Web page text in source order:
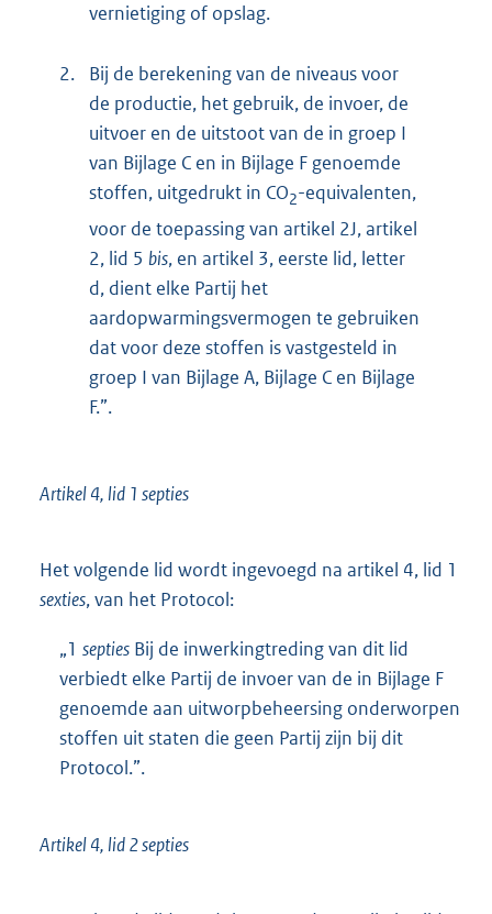
vernietiging of opslag.
2.
Bij de berekening van de niveaus voor
de productie, het gebruik, de invoer, de
uitvoer en de uitstoot van de in groep I
van Bijlage C en in Bijlage F genoemde
stoffen, uitgedrukt in CO2-equivalenten,
voor de toepassing van artikel 2J, artikel
2, lid 5 bis, en artikel 3, eerste lid, letter
d, dient elke Partij het
aardopwarmingsvermogen te gebruiken
dat voor deze stoffen is vastgesteld in
groep I van Bijlage A, Bijlage C en Bijlage
F.”.
Artikel 4, lid 1 septies
Het volgende lid wordt ingevoegd na artikel 4, lid 1
sexties, van het Protocol:
„1 septies Bij de inwerkingtreding van dit lid
verbiedt elke Partij de invoer van de in Bijlage F
genoemde aan uitworpbeheersing onderworpen
stoffen uit staten die geen Partij zijn bij dit
Protocol.”.
Artikel 4, lid 2 septies